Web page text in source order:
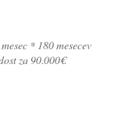
* 180 mesecev
za 90.000€